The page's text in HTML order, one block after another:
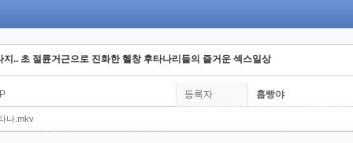
.. 초 절륜거근으로 진화한 헬창 후타나리들의 즐거운 섹스일상
등록자 홉빵야
나.mkv